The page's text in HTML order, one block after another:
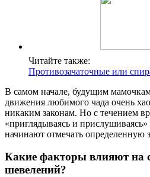
Читайте также:
Противозачаточные или
В самом начале, будущим
движения любимого чада очень
никаким законам. Но с течением
«приглядываясь и
начинают отмечать определенную
Какие факторы влияют на
шевелений?